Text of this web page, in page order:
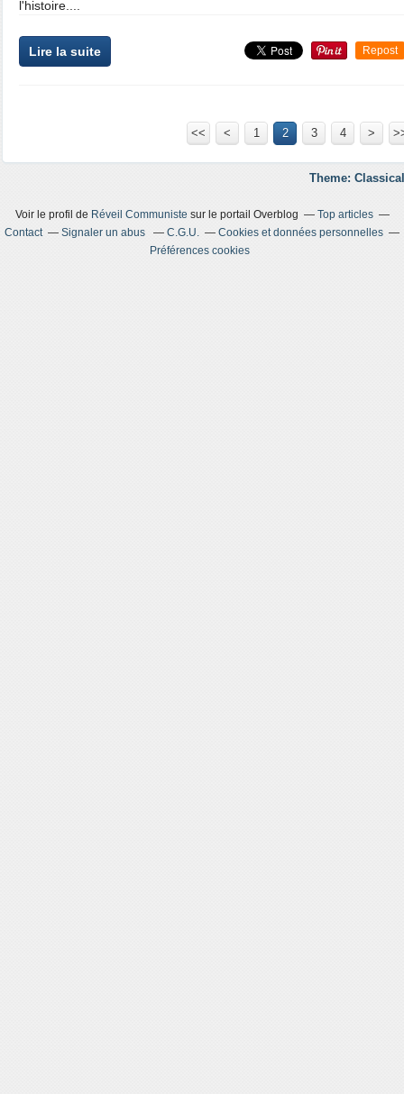
l'histoire....
Lire la suite Repost
<< < 1 2 3 4 >
Theme:
Voir le profil de Réveil Communistesur le portail Overblog
Top articles
Contact
Signaler un abus C.G.U.
Cookies et données personnelles
Préférences cookies